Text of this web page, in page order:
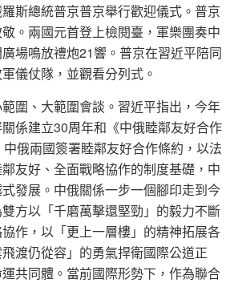
斯總統普京普京舉行歡迎儀式。普京
。兩國元首登上檢閱臺，軍樂團奏中
場鳴放禮炮21響。普京在習近平陪同
儀仗隊，並觀看分列式。
圍、大範圍會談。習近平指出，今年
係建立30周年和《中俄睦鄰友好合作
俄兩國簽署睦鄰友好合作條約，以法
友好、全面戰略協作的制度基礎，中
發展。中俄關係一步一個腳印走到今
方以「千磨萬擊還堅勁」的毅力不斷
作，以「更上一層樓」的精神拓展各
渡仍從容」的勇氣捍衛國際公道正
共同體。當前國際形勢下，作為聯合